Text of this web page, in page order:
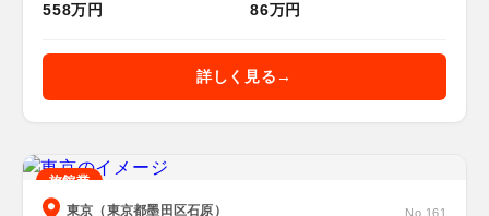
558万円 86万円
詳しく見る
旅館業
東京（東京都墨田区石原）
No.161